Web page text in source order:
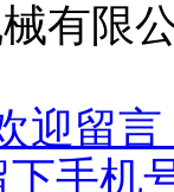
有限